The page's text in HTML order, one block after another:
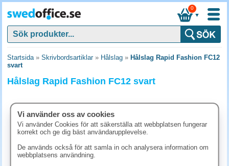
▼
0
Startsida» Skrivbordsartiklar» Hålslag » Hålslag Rapid Fashion FC12
svart
Hålslag Rapid Fashion FC12 svart
Vi använder oss av cookies
Vi använder Cookies för att säkerställa att webbplatsen fungerar
korrekt och ge dig bäst användarupplevelse.
De används också för att samla in och analysera information om
webbplatsens användning.